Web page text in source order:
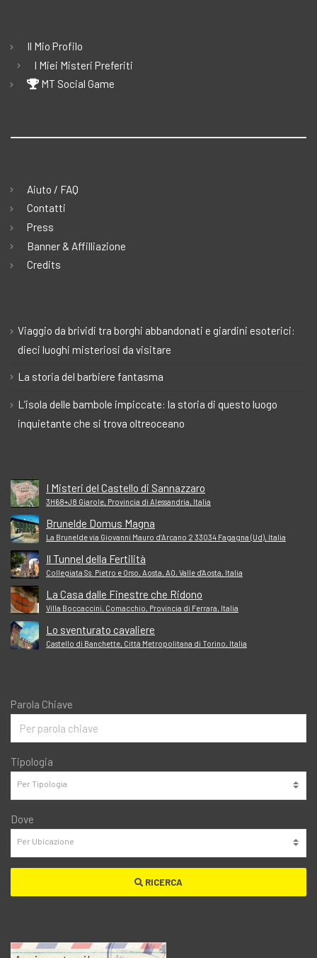
Il Mio Profilo
I Miei Misteri Preferiti
MT Social Game
Aiuto / FAQ
Contatti
Press
Banner & Affilliazione
Credits
Viaggio da brividi tra borghi abbandonati e giardini esoterici:
dieci luoghi misteriosi da visitare
La storia del barbiere fantasma
L’isola delle bambole impiccate: la storia di questo luogo
inquietante che si trova oltreoceano
I Misteri del Castello di Sannazzaro
3H68+J8 Giarole, Provincia di Alessandria, Italia
Brunelde Domus Magna
La Brunelde via Giovanni Mauro d’Arcano 2 33034 Fagagna (Ud), Italia
Il Tunnel della Fertilità
Collegiata Ss. Pietro e Orso, Aosta, AO, Valle d'Aosta, Italia
La Casa dalle Finestre che Ridono
Villa Boccaccini, Comacchio, Provincia di Ferrara, Italia
Lo sventurato cavaliere
Castello di Banchette, Città Metropolitana di Torino, Italia
Parola Chiave
Tipologia
Dove
RICERCA